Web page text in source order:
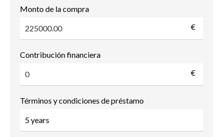
Monto de la compra
€
Contribución financiera
€
Términos y condiciones de préstamo